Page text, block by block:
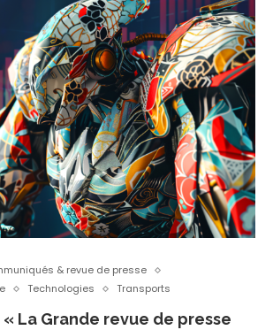
& revue de presse
Technologies Transports
La Grande revue de presse